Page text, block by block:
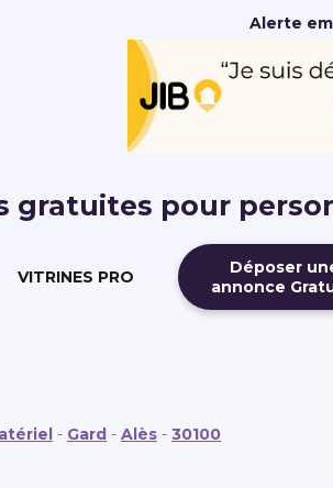
Alerte
gratuites pour
VITRINES PRO
Déposer
annonce
- Gard - Alès - 30100